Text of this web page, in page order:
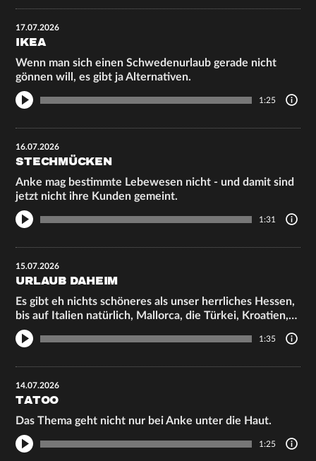
17.07.2026
IKEA
Wenn man sich einen Schwedenurlaub gerade nicht
gönnen will, es gibt ja Alternativen.
1:25
16.07.2026
STECHMÜCKEN
Anke mag bestimmte Lebewesen nicht - und damit sind
jetzt nicht ihre Kunden gemeint.
1:31
15.07.2026
URLAUB DAHEIM
Es gibt eh nichts schöneres als unser herrliches Hessen,
bis auf Italien natürlich, Mallorca, die Türkei, Kroatien,…
1:35
14.07.2026
TATOO
Das Thema geht nicht nur bei Anke unter die Haut.
1:25